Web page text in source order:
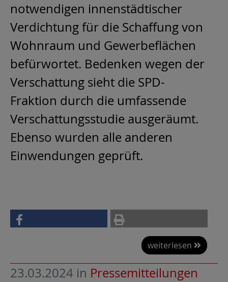
notwendigen innenstädtischer
Verdichtung für die Schaffung von
Wohnraum und Gewerbeflächen
befürwortet. Bedenken wegen der
Verschattung sieht die SPD-
Fraktion durch die umfassende
Verschattungsstudie ausgeräumt.
Ebenso wurden alle anderen
Einwendungen geprüft.
weiterlesen
23.03.2024 in Pressemitteilungen